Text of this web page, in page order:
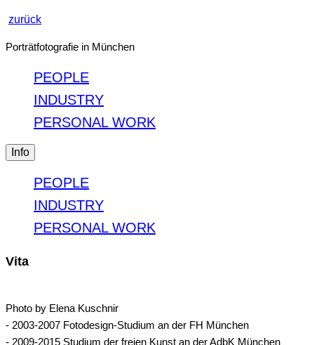
zurück
Porträtfotografie in München
PEOPLE
INDUSTRY
PERSONAL WORK
Info
PEOPLE
INDUSTRY
PERSONAL WORK
Vita
Photo by Elena Kuschnir
- 2003-2007 Fotodesign-Studium an der FH München
- 2009-2015 Studium der freien Kunst an der AdbK München